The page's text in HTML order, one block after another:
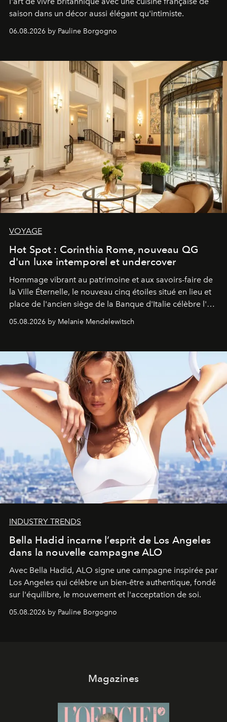
saison dans un décor aussi élégant qu'intimiste.
06.08.2026 by Pauline Borgogno
VOYAGE
Hot Spot : Corinthia Rome, nouveau QG
d'un luxe intemporel et undercover
Hommage vibrant au patrimoine et aux savoirs-faire de
la Ville Éternelle, le nouveau cinq étoiles situé en lieu et
place de l'ancien siège de la Banque d'Italie célèbre l'art
de vivre Romain dans toute son élégance intemporelle.
05.08.2026 by Melanie Mendelewitsch
INDUSTRY TRENDS
Bella Hadid incarne l’esprit de Los Angeles
dans la nouvelle campagne ALO
Avec Bella Hadid, ALO signe une campagne inspirée par
Los Angeles qui célèbre un bien-être authentique, fondé
sur l'équilibre, le mouvement et l'acceptation de soi.
05.08.2026 by Pauline Borgogno
Magazines